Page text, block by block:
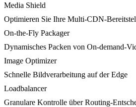
Media Shield
Optimieren Sie Ihre Multi-CDN-
On-the-Fly Packager
Dynamisches Packen von On-demand-
Image Optimizer
Schnelle Bildverarbeitung auf der Edge
Loadbalancer
Granulare Kontrolle über Routing-